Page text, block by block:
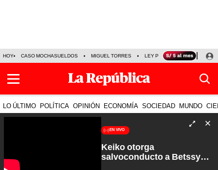
HOY CASO MOCHASUELDOS MIGUEL TORRES LEY PULPÍN PRECIO DEL
LO ÚLTIMO POLÍTICA OPINIÓN ECONOMÍA SOCIEDAD MUNDO
EN VIVO
Keiko otorga
salvoconducto a Betssy